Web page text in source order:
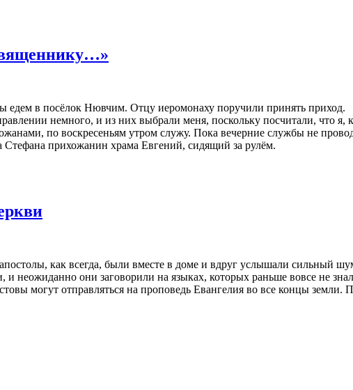
в посёлок Нювчим. Отцу иеромонаху поручили принять приход.
немного, и из них выбрали меня, поскольку посчитали, что
по воскресеньям утром служу. Пока вечерние службы не
Стефана прихожанин храма Евгений, сидящий за рулём.
как всегда, были вместе в доме и вдруг услышали сильный
и неожиданно они заговорили на языках, которых раньше вовсе не
могут отправляться на проповедь Евангелия во все концы